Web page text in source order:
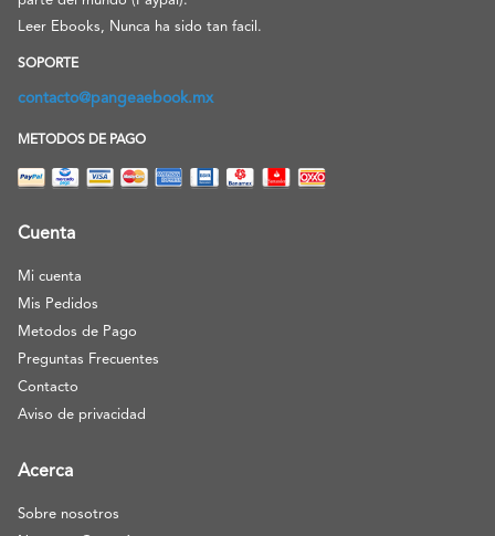
Leer Ebooks, Nunca ha sido tan facil.
SOPORTE
contacto@pangeaebook.mx
METODOS DE PAGO
Cuenta
Mi cuenta
Mis Pedidos
Metodos de Pago
Preguntas Frecuentes
Contacto
Aviso de privacidad
Acerca
Sobre nosotros